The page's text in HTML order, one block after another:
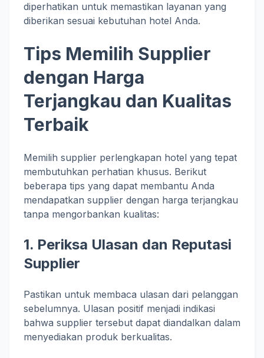
diperhatikan untuk memastikan layanan yang
diberikan sesuai kebutuhan hotel Anda.
Tips Memilih Supplier
dengan Harga
Terjangkau dan Kualitas
Terbaik
Memilih supplier perlengkapan hotel yang tepat
membutuhkan perhatian khusus. Berikut
beberapa tips yang dapat membantu Anda
mendapatkan supplier dengan harga terjangkau
tanpa mengorbankan kualitas:
1. Periksa Ulasan dan Reputasi
Supplier
Pastikan untuk membaca ulasan dari pelanggan
sebelumnya. Ulasan positif menjadi indikasi
bahwa supplier tersebut dapat diandalkan dalam
menyediakan produk berkualitas.